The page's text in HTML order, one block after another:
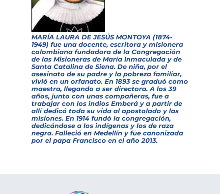
MARÍA LAURA DE JESÚS MONTOYA (1874-
1949) fue una docente, escritora y misionera
colombiana fundadora de la Congregación
de las Misioneras de María Inmaculada y de
Santa Catalina de Siena. De niña, por el
asesinato de su padre y la pobreza familiar,
vivió en un orfanato. En 1893 se graduó como
maestra, llegando a ser directora. A los 39
años, junto con unas compañeras, fue a
trabajar con los indios Emberá y a partir de
allí dedicó toda su vida al apostolado y las
misiones. En 1914 fundó la congregación,
dedicándose a los indígenas y los de raza
negra. Falleció en Medellín y fue canonizada
por el papa Francisco en el año 2013.